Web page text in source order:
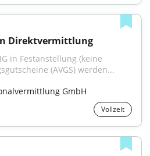
Direktvermittlung
in Festanstellung (keine
(AVGS) werden...
GmbH
Vollzeit